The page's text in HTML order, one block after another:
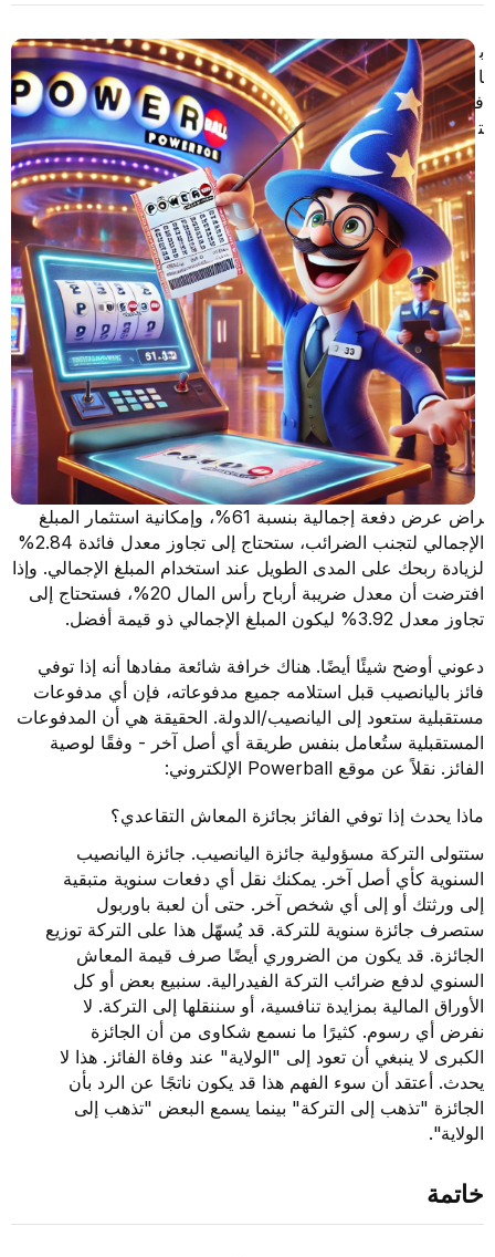
راض عرض دفعة إجمالية بنسبة 61%، وإمكانية استثمار المبلغ
الإجمالي لتجنب الضرائب، ستحتاج إلى تجاوز معدل فائدة 2.84%
لزيادة ربحك على المدى الطويل عند استخدام المبلغ الإجمالي. وإذا
افترضت أن معدل ضريبة أرباح رأس المال 20%، فستحتاج إلى
تجاوز معدل 3.92% ليكون المبلغ الإجمالي ذو قيمة أفضل.
دعوني أوضح شيئًا أيضًا. هناك خرافة شائعة مفادها أنه إذا توفي
فائز باليانصيب قبل استلامه جميع مدفوعاته، فإن أي مدفوعات
مستقبلية ستعود إلى اليانصيب/الدولة. الحقيقة هي أن المدفوعات
المستقبلية ستُعامل بنفس طريقة أي أصل آخر - وفقًا لوصية
الفائز. نقلاً عن موقع Powerball الإلكتروني:
ماذا يحدث إذا توفي الفائز بجائزة المعاش التقاعدي؟
ستتولى التركة مسؤولية جائزة اليانصيب. جائزة اليانصيب
السنوية كأي أصل آخر. يمكنك نقل أي دفعات سنوية متبقية
إلى ورثتك أو إلى أي شخص آخر. حتى أن لعبة باوربول
ستصرف جائزة سنوية للتركة. قد يُسهّل هذا على التركة توزيع
الجائزة. قد يكون من الضروري أيضًا صرف قيمة المعاش
السنوي لدفع ضرائب التركة الفيدرالية. سنبيع بعض أو كل
الأوراق المالية بمزايدة تنافسية، أو سننقلها إلى التركة. لا
نفرض أي رسوم. كثيرًا ما نسمع شكاوى من أن الجائزة
الكبرى لا ينبغي أن تعود إلى "الولاية" عند وفاة الفائز. هذا لا
يحدث. أعتقد أن سوء الفهم هذا قد يكون ناتجًا عن الرد بأن
الجائزة "تذهب إلى التركة" بينما يسمع البعض "تذهب إلى
الولاية".
خاتمة